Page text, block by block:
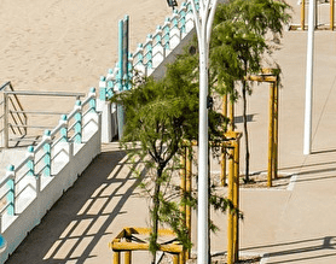
Cliquez pour éditer
ACCUEIL▴▾
AVF CANNES LA BOCCA
SON ENVIRONNEMENT
NOTRE MESSAGER
Nous contacter ▴▾
ACTIVITÉS▴▾
Animations
Sorties et voyages